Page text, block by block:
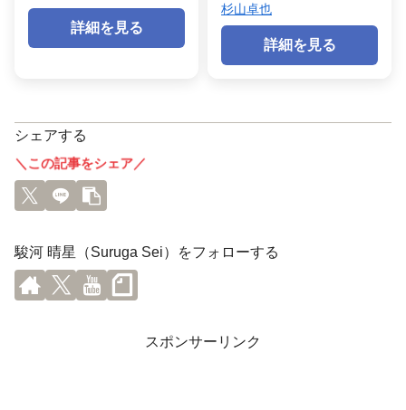
詳細を見る
杉山卓也
詳細を見る
シェアする
＼この記事をシェア／
駿河 晴星（Suruga Sei）をフォローする
スポンサーリンク